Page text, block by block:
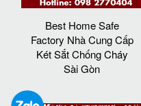
Best Home Safe
Factory Nhà Cung Cấp
Két Sắt Chống Cháy
Sài Gòn